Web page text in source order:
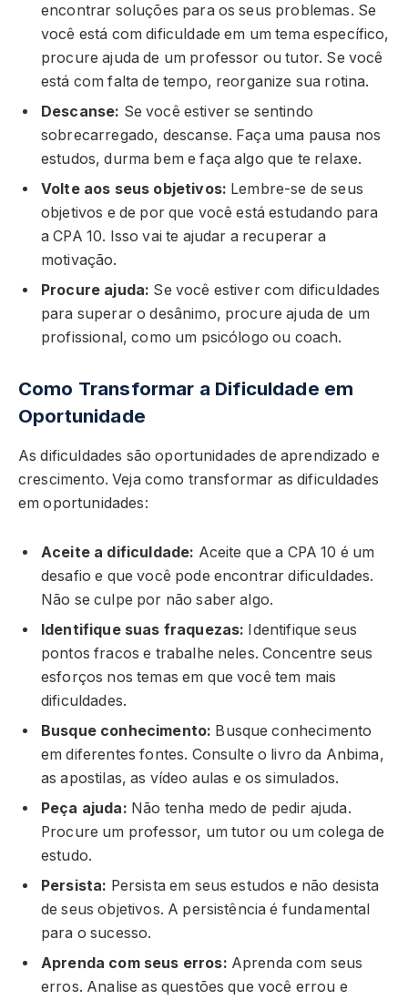
encontrar soluções para os seus problemas. Se
você está com dificuldade em um tema específico,
procure ajuda de um professor ou tutor. Se você
está com falta de tempo, reorganize sua rotina.
Descanse: Se você estiver se sentindo
sobrecarregado, descanse. Faça uma pausa nos
estudos, durma bem e faça algo que te relaxe.
Volte aos seus objetivos: Lembre-se de seus
objetivos e de por que você está estudando para
a CPA 10. Isso vai te ajudar a recuperar a
motivação.
Procure ajuda: Se você estiver com dificuldades
para superar o desânimo, procure ajuda de um
profissional, como um psicólogo ou coach.
Como Transformar a Dificuldade em
Oportunidade
As dificuldades são oportunidades de aprendizado e
crescimento. Veja como transformar as dificuldades
em oportunidades:
Aceite a dificuldade: Aceite que a CPA 10 é um
desafio e que você pode encontrar dificuldades.
Não se culpe por não saber algo.
Identifique suas fraquezas: Identifique seus
pontos fracos e trabalhe neles. Concentre seus
esforços nos temas em que você tem mais
dificuldades.
Busque conhecimento: Busque conhecimento
em diferentes fontes. Consulte o livro da Anbima,
as apostilas, as vídeo aulas e os simulados.
Peça ajuda: Não tenha medo de pedir ajuda.
Procure um professor, um tutor ou um colega de
estudo.
Persista: Persista em seus estudos e não desista
de seus objetivos. A persistência é fundamental
para o sucesso.
Aprenda com seus erros: Aprenda com seus
erros. Analise as questões que você errou e